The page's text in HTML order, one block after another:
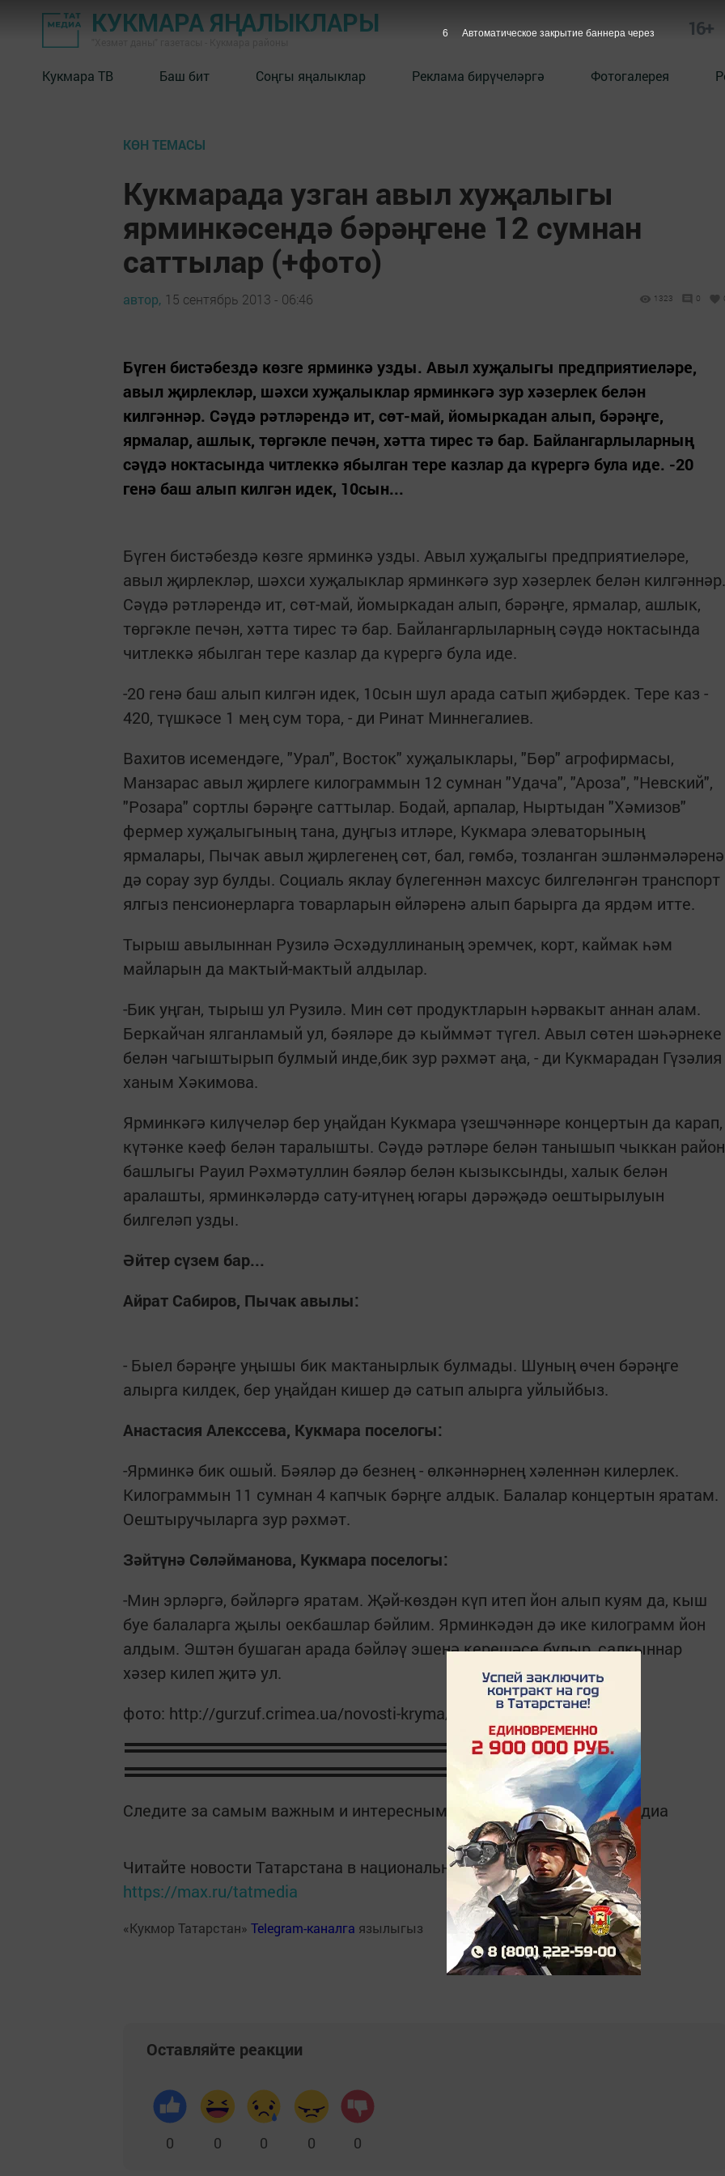
КУКМАРА ЯҢАЛЫКЛАРЫ 16+
Кукмара ТВ Баш бит Соңгы яңалыклар Реклама бирүчеләргә Фотогалерея
КӨН ТЕМАСЫ
Кукмарада узган авыл хуҗалыгы
ярминкәсендә бәрәңгене 12 сумнан
саттылар (+фото)
автор, 15 сентябрь 2013 - 06:46 1323 0
Бүген бистәбездә көзге ярминкә узды. Авыл хуҗалыгы предприятиеләре,
авыл җирлекләр, шәхси хуҗалыклар ярминкәгә зур хәзерлек белән
килгәннәр. Сәүдә рәтләрендә ит, сөт-май, йомыркадан алып, бәрәңге,
ярмалар, ашлык, төргәкле печән, хәтта тирес тә бар. Байлангарлыларның
сәүдә ноктасында читлеккә ябылган тере казлар да күрергә була иде. -20
генә баш алып килгән идек, 10сын...
Бүген бистәбездә көзге ярминкә узды. Авыл хуҗалыгы предприятиеләре,
авыл җирлекләр, шәхси хуҗалыклар ярминкәгә зур хәзерлек белән килгәннәр.
Сәүдә рәтләрендә ит, сөт-май, йомыркадан алып, бәрәңге, ярмалар, ашлык,
төргәкле печән, хәтта тирес тә бар. Байлангарлыларның сәүдә ноктасында
читлеккә ябылган тере казлар да күрергә була иде.
-20 генә баш алып килгән идек, 10сын шул арада сатып җибәрдек. Тере каз -
420, түшкәсе 1 мең сум тора, - ди Ринат Миннегалиев.
Вахитов исемендәге, "Урал", Восток" хуҗалыклары, "Бөр" агрофирмасы,
Манзарас авыл җирлеге килограммын 12 сумнан "Удача", "Ароза", "Невский",
"Розара" сортлы бәрәңге саттылар. Бодай, арпалар, Ныртыдан "Хәмизов"
фермер хуҗалыгының тана, дуңгыз итләре, Кукмара элеваторының
ярмалары, Пычак авыл җирлегенең сөт, бал, гөмбә, тозланган эшләнмәләренә
дә сорау зур булды. Социаль яклау бүлегеннән махсус билгеләнгән транспорт
ялгыз пенсионерларга товарларын өйләренә алып барырга да ярдәм итте.
Тырыш авылыннан Рузилә Әсхәдуллинаның эремчек, корт, каймак һәм
майларын да мактый-мактый алдылар.
-Бик уңган, тырыш ул Рузилә. Мин сөт продуктларын һәрвакыт аннан алам.
Беркайчан ялганламый ул, бәяләре дә кыйммәт түгел. Авыл сөтен шәһәрнеке
белән чагыштырып булмый инде,бик зур рәхмәт аңа, - ди Кукмарадан Гүзәлия
ханым Хәкимова.
Ярминкәгә килүчеләр бер уңайдан Кукмара үзешчәннәре концертын да карап,
күтәнке кәеф белән таралышты. Сәүдә рәтләре белән танышып чыккан район
башлыгы Рауил Рәхмәтуллин бәяләр белән кызыксынды, халык белән
аралашты, ярминкәләрдә сату-итүнең югары дәрәҗәдә оештырылуын
билгеләп узды.
Әйтер сүзем бар...
Айрат Сабиров, Пычак авылы:
- Быел бәрәңге уңышы бик мактанырлык булмады. Шуның өчен бәрәңге
алырга килдек, бер уңайдан кишер дә сатып алырга уйлыйбыз.
Анастасия Алекссева, Кукмара поселогы:
-Ярминкә бик ошый. Бәяләр дә безнең - өлкәннәрнең хәленнән килерлек.
Килограммын 11 сумнан 4 капчык бәрңге алдык. Балалар концертын яратам.
Оештыручыларга зур рәхмәт.
Зәйтүнә Сөләйманова, Кукмара поселогы:
-Мин эрләргә, бәйләргә яратам. Җәй-көздән күп итеп йон алып куям да, кыш
буе балаларга җылы оекбашлар бәйлим. Ярминкәдән дә ике килограмм йон
алдым. Эштән бушаган арада бәйләү эшенә керешәсе булыр, салкыннар
хәзер килеп җитә ул.
фото: http://gurzuf.crimea.ua/novosti-kryma/str-37.html
Следите за самым важным и интересным в Telegram-канале Татмедиа
Читайте новости Татарстана в национальном мессенджере MАХ:
https://max.ru/tatmedia
«Кукмор Татарстан» Telegram-каналга язылыгыз
Оставляйте реакции
0 0 0 0 0
5 Автоматическое закрытие баннера через